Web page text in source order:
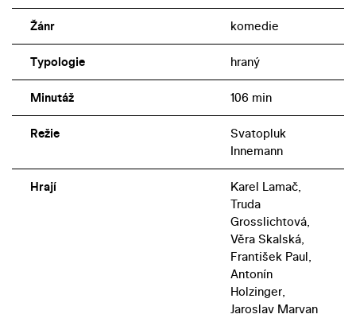
Žánr komedie
Typologie hraný
Minutáž 106 min
Režie
Svatopluk
Innemann
Hrají
Karel Lamač,
Truda
Grosslichtová,
Věra Skalská,
František Paul,
Antonín
Holzinger,
Jaroslav Marvan